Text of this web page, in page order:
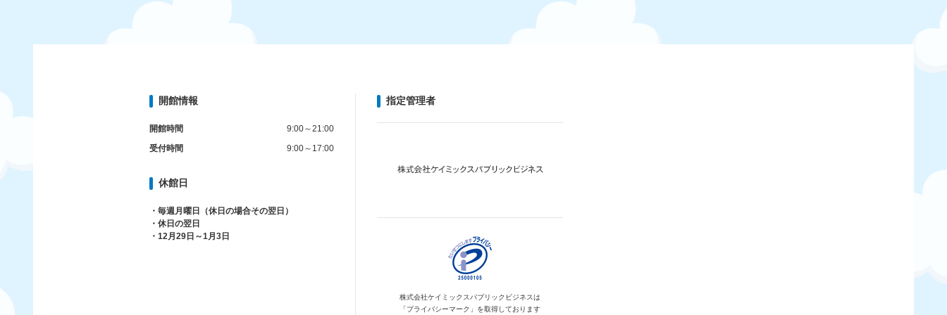
開館情報
開館時間
9:00～21:00
受付時間
9:00～17:00
休館日
・毎週月曜日（休日の場合その翌日）
・休日の翌日
・12月29日～1月3日
指定管理者
株式会社ケイミックスパブリックビジネスは
「プライバシーマーク」を取得しております